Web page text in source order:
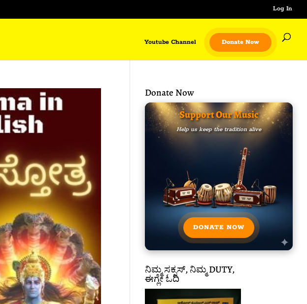
Log In
Youtube Channel Donate Now
Donate Now
Support Our Music
Help us keep the tradition alive
DONATE NOW
ನಿಮ್ಮ ಸಕ್ಸಸ್, ನಿಮ್ಮ DUTY,
ಈಗ್ಲೇ ಓದಿ